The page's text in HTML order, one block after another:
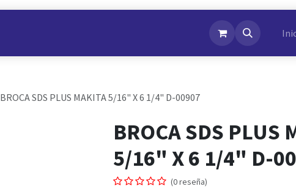
NotiFlash
BROCA SDS PLUS MAKITA 5/16" X 6 1/4" D-00907
BROCA SDS PLUS
5/16" X 6 1/4" D-
(0 reseña)